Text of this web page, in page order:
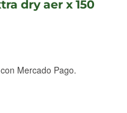
dry aer x 150
con Mercado Pago.
DRY AER x 150 cantidad